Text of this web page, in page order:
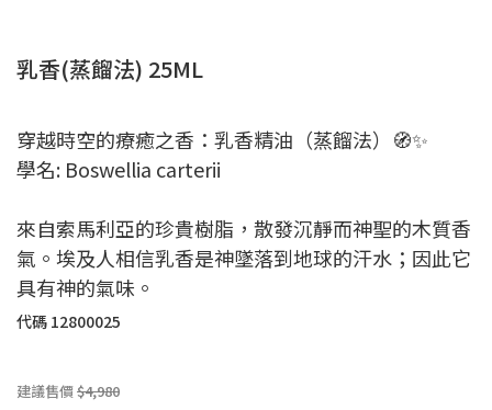
乳香(蒸餾法) 25ML
穿越時空的療癒之香：乳香精油（蒸餾法）🧭✨
學名: Boswellia carterii
來自索馬利亞的珍貴樹脂，散發沉靜而神聖的木質香
氣。埃及人相信乳香是神墜落到地球的汗水；因此它
具有神的氣味。
代碼 12800025
建議售價$4,980